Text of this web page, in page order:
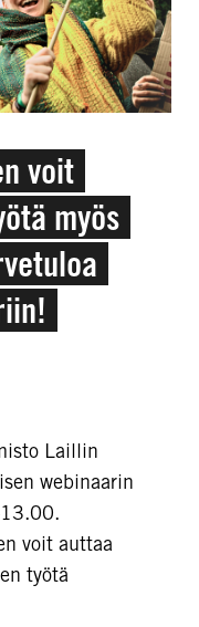
voit
myös
Laillin
webinaarin
voit auttaa
työtä